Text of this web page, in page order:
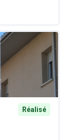
Réalisé